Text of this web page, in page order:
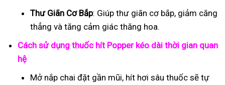
Thư Giãn Cơ Bắp: Giúp thư giãn cơ bắp, giảm căng
thẳng và tăng cảm giác thăng hoa.
Cách sử dụng thuốc hít Popper kéo dài thời gian quan
hệ
Mở nắp chai đặt gần mũi, hít hơi sâu thuốc sẽ tự